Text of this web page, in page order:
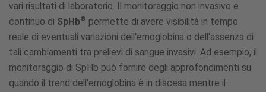
vari risultati di laboratorio. Il monitoraggio non invasivo e
continuo di SpHb® permette di avere visibilità in tempo
reale di eventuali variazioni dell'emoglobina o dell'assenza di
tali cambiamenti tra prelievi di sangue invasivi. Ad esempio, il
monitoraggio di SpHb può fornire degli approfondimenti su
quando il trend dell'emoglobina è in discesa mentre il